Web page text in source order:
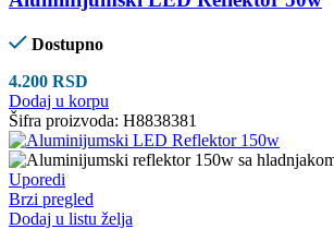
Dostupno
4.200 RSD
Dodaj u korpu
Šifra proizvoda: H8838381
Uporedi
Brzi pregled
Dodaj u listu želja